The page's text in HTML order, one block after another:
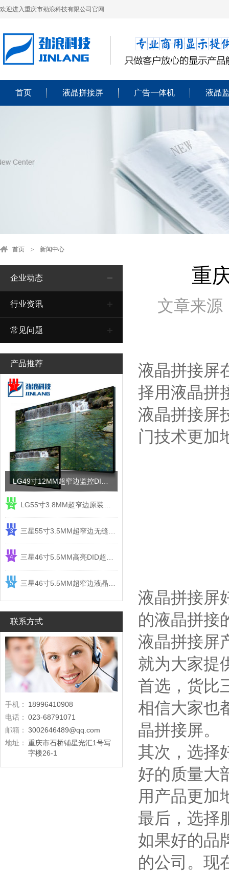
欢迎进入重庆市劲浪科技有限公司官网
首页 液晶拼接屏 广告一体机 液晶
首页 新闻中心
企业动态
行业资讯
常见问题
产品推荐
1
2
3
4
5
联系方式
手机：
18996410908
电话： 023-68791071
邮箱： 3002646489@qq.com
地址： 重庆市石桥铺星光汇1号写
字楼26-1
重
文章来源
液晶拼接屏
择用液晶拼
液晶拼接屏
门技术更加
液晶拼接屏
的液晶拼接
液晶拼接屏
就为大家提
首选，货比
相信大家也
晶拼接屏。
其次，选择
好的质量大
用产品更加
最后，选择
如果好的品
的公司。现